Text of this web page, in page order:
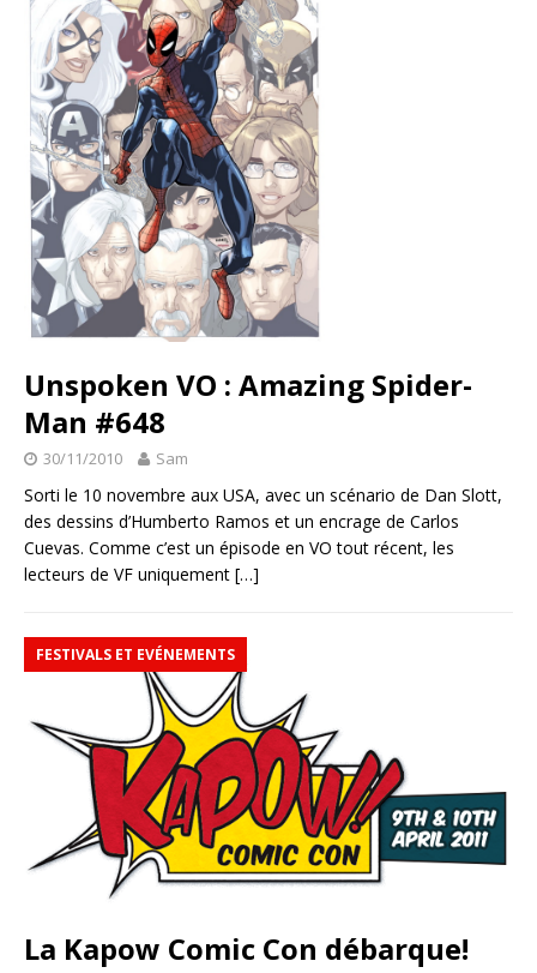
Unspoken VO : Amazing Spider-
Man #648
30/11/2010 Sam
Sorti le 10 novembre aux USA, avec un scénario de Dan Slott,
des dessins d’Humberto Ramos et un encrage de Carlos
Cuevas. Comme c’est un épisode en VO tout récent, les
lecteurs de VF uniquement […]
FESTIVALS ET EVÉNEMENTS
La Kapow Comic Con débarque!